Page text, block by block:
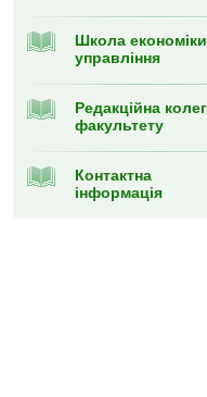
Школа
управління
Редакційна
факультету
Контактна
інформація